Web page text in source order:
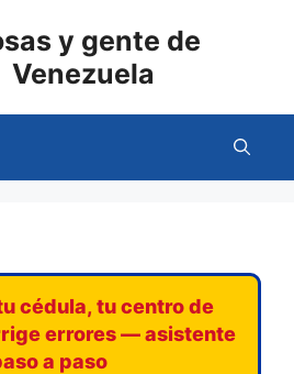
y gente de
Venezuela
cédula, tu centro de
errores — asistente
a paso